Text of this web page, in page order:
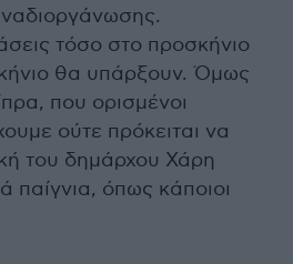
τόσο στο προσκήνιο
θα υπάρξουν. Όμως
που ορισμένοι
ούτε πρόκειται να
του δημάρχου Χάρη
παίγνια, όπως κάποιοι